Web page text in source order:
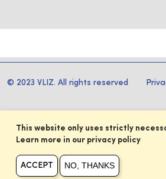
© 2023 VLIZ. All rights reserved
This website only uses strictly
Learn more in our privacy policy
ACCEPT NO, THANKS